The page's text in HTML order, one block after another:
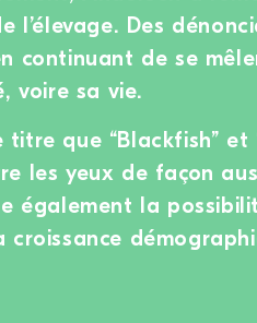
l’élevage. Des
continuant de se
voire sa vie.
titre que “Blackfish”
les yeux de façon
également la
croissance